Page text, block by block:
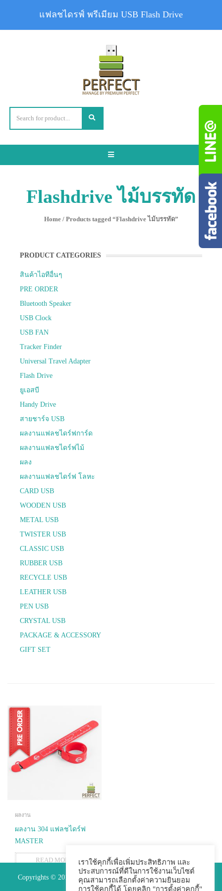
Toggle
Flashdrive ไม้บรรทัด
Home/ Products tagged “Flashdrive ไม้บรรทัด”
PRODUCT CATEGORIES
สินค้าไอทีอื่นๆ
PRE ORDER
Bluetooth Speaker
USB Clock
USB FAN
Tracker Finder
Universal Travel Adapter
Flash Drive
ยูเอสบี
Handy Drive
สายชาร์จ USB
ผลงานแฟลชไดร์ฟการ์ด
ผลงานแฟลชไดร์ฟไม้
ผลง
ผลงานแฟลชไดร์ฟ โลหะ
CARD USB
WOODEN USB
METAL USB
TWISTER USB
CLASSIC USB
RUBBER USB
RECYCLE USB
LEATHER USB
PEN USB
CRYSTAL USB
PACKAGE & ACCESSORY
GIFT SET
ผลงาน
ผลงาน 304 แฟลชไดร์ฟ
MASTER
READ MORE
Copyrights © 2015 Premium Perfect Co.,ltd. All Rights Reserved.
เราใช้คุกกี้เพื่อเพิ่มประสิทธิภาพ และ
ประสบการณ์ที่ดีในการใช้งานเว็บไซต์
คุณสามารถเลือกตั้งค่าความยินยอม
การใช้คุกกี้ได้ โดยคลิก "การตั้งค่าคุกกี้"
แฟลชไดรฟ์ พรีเมียม USB Flash Drive